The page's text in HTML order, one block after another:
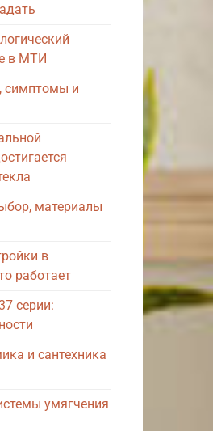
в МТИ
симптомы и
материалы
в
работает
серии:
и сантехника
умягчения